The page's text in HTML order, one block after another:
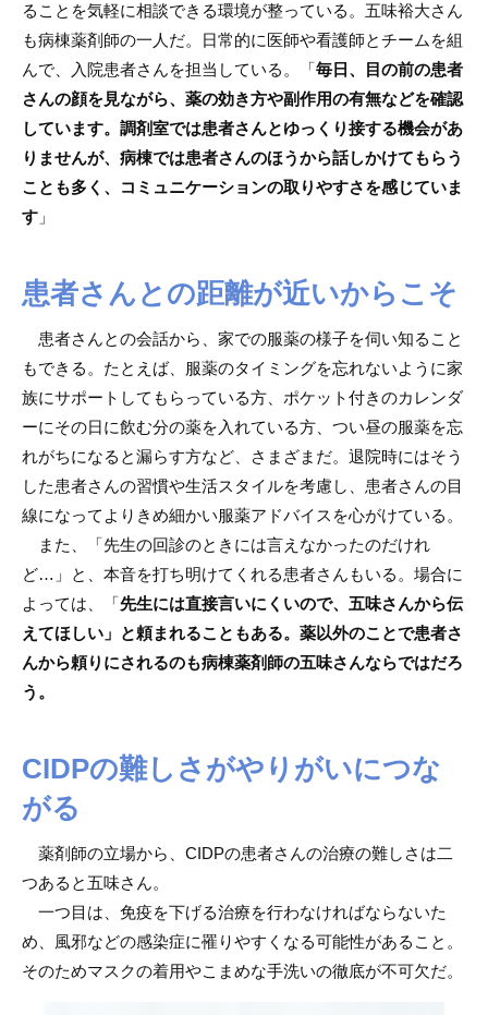
ることを気軽に相談できる環境が整っている。五味裕大さん
も病棟薬剤師の一人だ。日常的に医師や看護師とチームを組
んで、入院患者さんを担当している。「毎日、目の前の患者
さんの顔を見ながら、薬の効き方や副作用の有無などを確認
しています。調剤室では患者さんとゆっくり接する機会があ
りませんが、病棟では患者さんのほうから話しかけてもらう
ことも多く、コミュニケーションの取りやすさを感じていま
す 」
患者さんとの距離が近いからこそ
患者さんとの会話から、家での服薬の様子を伺い知ること
もできる。たとえば、服薬のタイミングを忘れないように家
族にサポートしてもらっている方、ポケット付きのカレンダ
ーにその日に飲む分の薬を入れている方、つい昼の服薬を忘
れがちになると漏らす方など、さまざまだ。退院時にはそう
した患者さんの習慣や生活スタイルを考慮し、患者さんの目
線になってよりきめ細かい服薬アドバイスを心がけている。
また、「先生の回診のときには言えなかったのだけれ
ど…」と、本音を打ち明けてくれる患者さんもいる。場合に
よっては、「先生には直接言いにくいので、五味さんから伝
えてほしい」と頼まれることもある。薬以外のことで患者さ
んから頼りにされるのも病棟薬剤師の五味さんならではだろ
う。
CIDPの難しさがやりがいにつな
がる
薬剤師の立場から、CIDPの患者さんの治療の難しさは二
つあると五味さん。
一つ目は、免疫を下げる治療を行わなければならないた
め、風邪などの感染症に罹りやすくなる可能性があること。
そのためマスクの着用やこまめな手洗いの徹底が不可欠だ。